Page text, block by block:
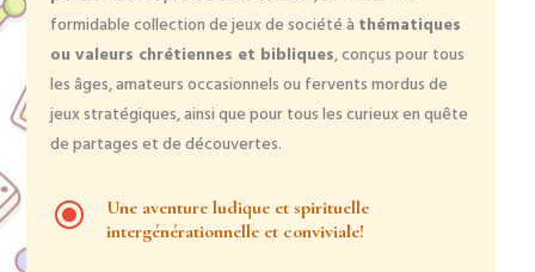
formidable collection de jeux de société à thématiques
ou valeurs chrétiennes et bibliques, conçus pour tous
les âges, amateurs occasionnels ou fervents mordus de
jeux stratégiques, ainsi que pour tous les curieux en quête
de partages et de découvertes.
\
Une aventure ludique et spirituelle
intergénérationnelle et conviviale!